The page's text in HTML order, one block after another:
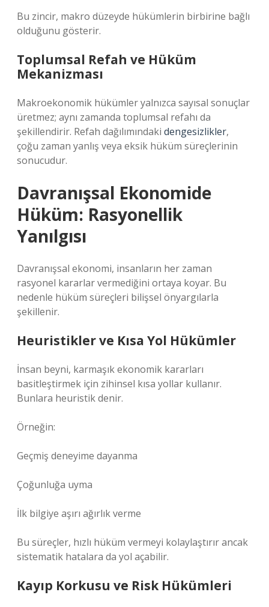
Bu zincir, makro düzeyde hükümlerin birbirine bağlı
olduğunu gösterir.
Toplumsal Refah ve Hüküm
Mekanizması
Makroekonomik hükümler yalnızca sayısal sonuçlar
üretmez; aynı zamanda toplumsal refahı da
şekillendirir. Refah dağılımındaki dengesizlikler,
çoğu zaman yanlış veya eksik hüküm süreçlerinin
sonucudur.
Davranışsal Ekonomide
Hüküm: Rasyonellik
Yanılgısı
Davranışsal ekonomi, insanların her zaman
rasyonel kararlar vermediğini ortaya koyar. Bu
nedenle hüküm süreçleri bilişsel önyargılarla
şekillenir.
Heuristikler ve Kısa Yol Hükümler
İnsan beyni, karmaşık ekonomik kararları
basitleştirmek için zihinsel kısa yollar kullanır.
Bunlara heuristik denir.
Örneğin:
Geçmiş deneyime dayanma
Çoğunluğa uyma
İlk bilgiye aşırı ağırlık verme
Bu süreçler, hızlı hüküm vermeyi kolaylaştırır ancak
sistematik hatalara da yol açabilir.
Kayıp Korkusu ve Risk Hükümleri